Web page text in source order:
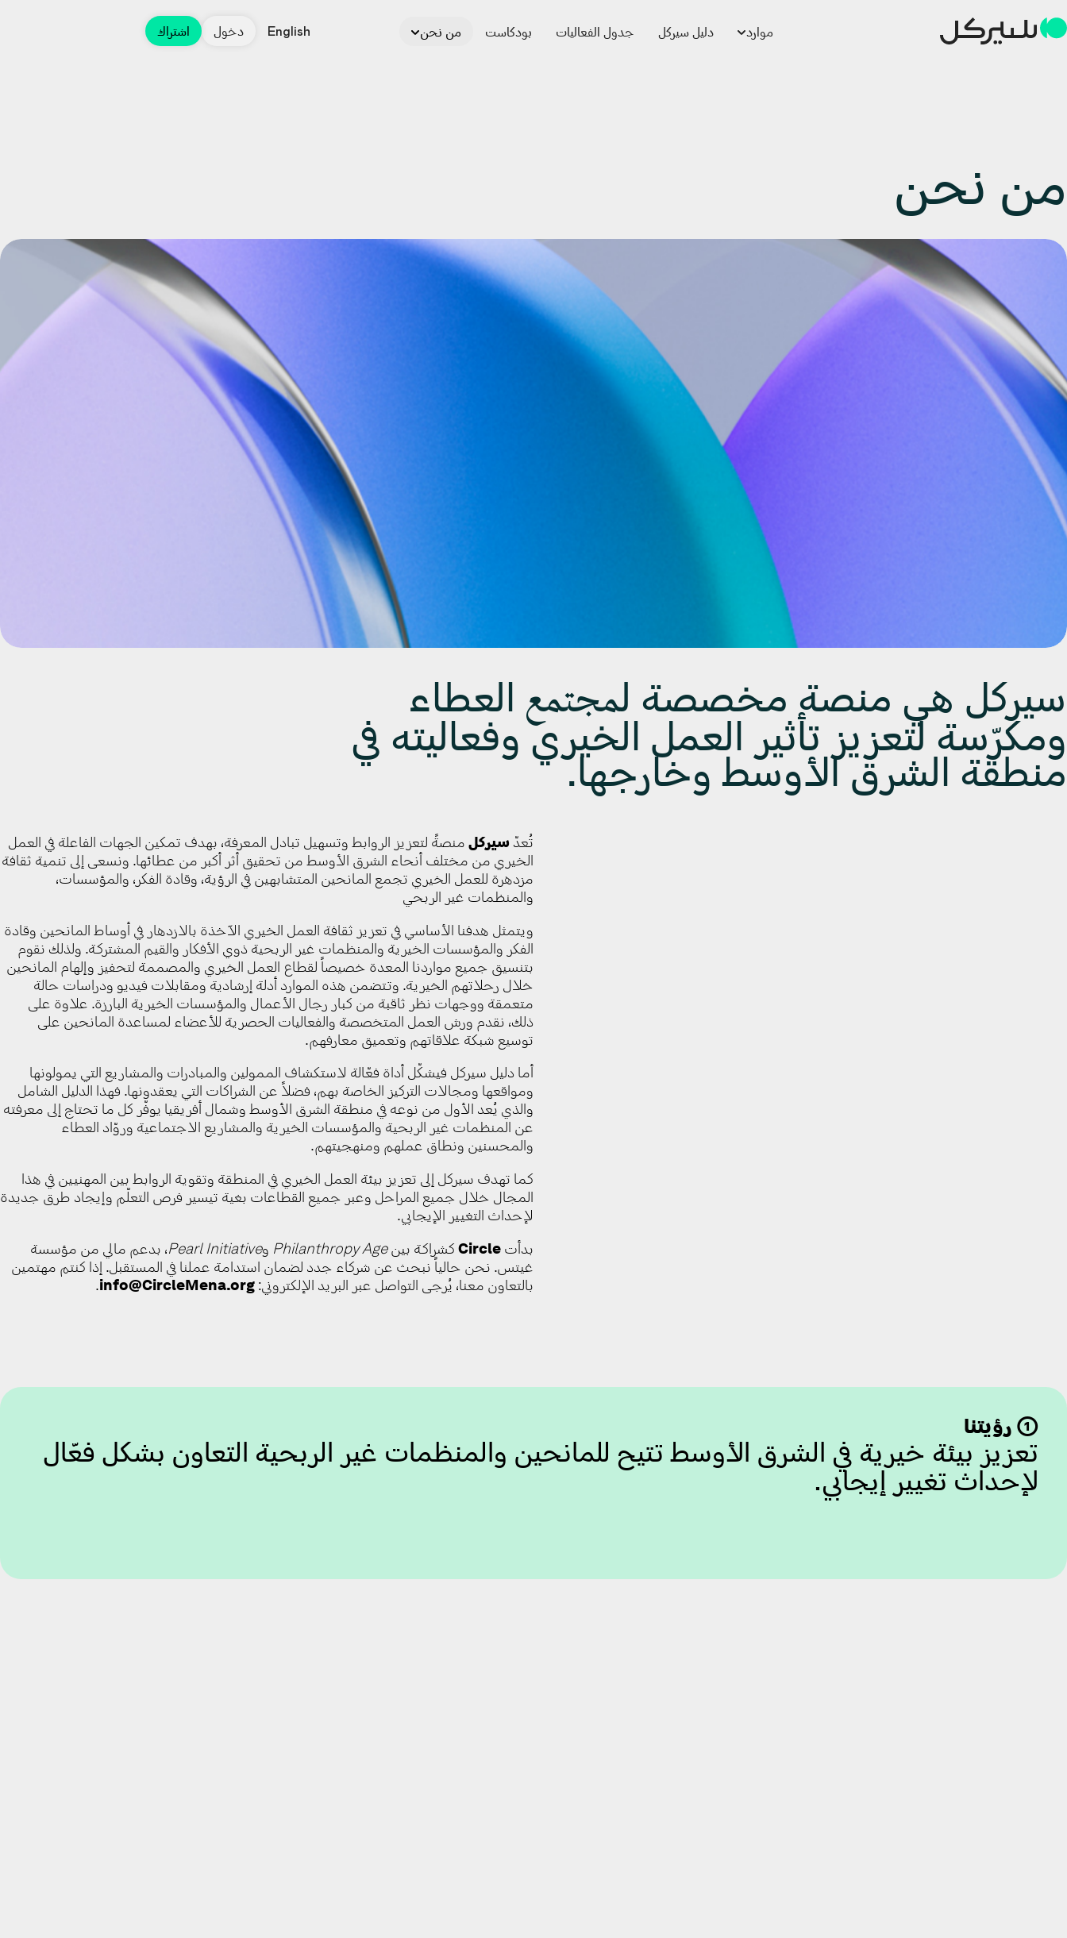
موارد دليل سيركل جدول الفعاليات بودكاست من نحن English دخول اشتراك
من نحن
سيركل هي منصة مخصصة لمجتمع العطاء
ومكرّسة لتعزيز تأثير العمل الخيري وفعاليته في
منطقة الشرق الأوسط وخارجها.
تُعدّ سيركل منصةً لتعزيز الروابط وتسهيل تبادل المعرفة، بهدف تمكين الجهات الفاعلة في العمل
الخيري من مختلف أنحاء الشرق الأوسط من تحقيق أثر أكبر من عطائها. ونسعى إلى تنمية ثقافة
مزدهرة للعمل الخيري تجمع المانحين المتشابهين في الرؤية، وقادة الفكر، والمؤسسات،
والمنظمات غير الربحي
ويتمثل هدفنا الأساسي في تعزيز ثقافة العمل الخيري الآخذة بالازدهار في أوساط المانحين وقادة
الفكر والمؤسسات الخيرية والمنظمات غير الربحية ذوي الأفكار والقيم المشتركة. ولذلك نقوم
بتنسيق جميع مواردنا المعدة خصيصاً لقطاع العمل الخيري والمصممة لتحفيز وإلهام المانحين
خلال رحلاتهم الخيرية. وتتضمن هذه الموارد أدلة إرشادية ومقابلات فيديو ودراسات حالة
متعمقة ووجهات نظر ثاقبة من كبار رجال الأعمال والمؤسسات الخيرية البارزة. علاوة على
ذلك، نقدم ورش العمل المتخصصة والفعاليات الحصرية للأعضاء لمساعدة المانحين على
توسيع شبكة علاقاتهم وتعميق معارفهم.
أما دليل سيركل فيشكّل أداة فعّالة لاستكشاف الممولين والمبادرات والمشاريع التي يمولونها
ومواقعها ومجالات التركيز الخاصة بهم، فضلاً عن الشراكات التي يعقدونها. فهذا الدليل الشامل
والذي يُعد الأول من نوعه في منطقة الشرق الأوسط وشمال أفريقيا يوفّر كل ما تحتاج إلى معرفته
عن المنظمات غير الربحية والمؤسسات الخيرية والمشاريع الاجتماعية وروّاد العطاء
والمحسنين ونطاق عملهم ومنهجيتهم.
كما تهدف سيركل إلى تعزيز بيئة العمل الخيري في المنطقة وتقوية الروابط بين المهنيين في هذا
المجال خلال جميع المراحل وعبر جميع القطاعات بغية تيسير فرص التعلّم وإيجاد طرق جديدة
لإحداث التغيير الإيجابي.
بدأت Circle كشراكة بينPhilanthropy Age وPearl Initiative، بدعم مالي من مؤسسة
غيتس. نحن حالياً نبحث عن شركاء جدد لضمان استدامة عملنا في المستقبل. إذا كنتم مهتمين
بالتعاون معنا، يُرجى التواصل عبر البريد الإلكتروني: info@CircleMena.org
.
➀ رؤيتنا
تعزيز بيئة خيرية في الشرق الأوسط تتيح للمانحين والمنظمات غير الربحية التعاون بشكل فعّال
لإحداث تغيير إيجابي.